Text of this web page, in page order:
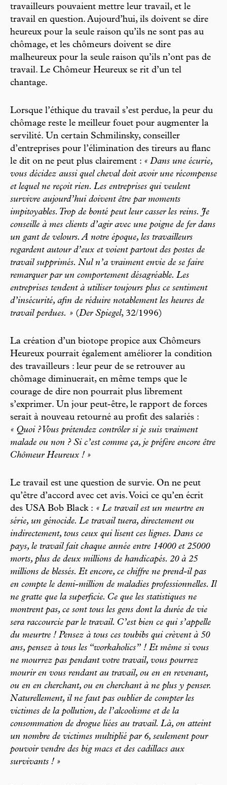
travailleurs pouvaient mettre leur travail, et le
travail en question. Aujourd’hui, ils doivent se dire
heureux pour la seule raison qu’ils ne sont pas au
chômage, et les chômeurs doivent se dire
malheureux pour la seule raison qu’ils n’ont pas de
travail. Le Chômeur Heureux se rit d’un tel
chantage.
Lorsque l’éthique du travail s’est perdue, la peur du
chômage reste le meilleur fouet pour augmenter la
servilité. Un certain Schmilinsky, conseiller
d’entreprises pour l’élimination des tireurs au flanc
le dit on ne peut plus clairement : « Dans une écurie,
vous décidez aussi quel cheval doit avoir une récompense
et lequel ne reçoit rien. Les entreprises qui veulent
survivre aujourd’hui doivent être par moments
impitoyables. Trop de bonté peut leur casser les reins. Je
conseille à mes clients d’agir avec une poigne de fer dans
un gant de velours. A notre époque, les travailleurs
regardent autour d’eux et voient partout des postes de
travail supprimés. Nul n’a vraiment envie de se faire
remarquer par un comportement désagréable. Les
entreprises tendent à utiliser toujours plus ce sentiment
d’insécurité, afin de réduire notablement les heures de
travail perdues. » (Der Spiegel, 32/1996)
La création d’un biotope propice aux Chômeurs
Heureux pourrait également améliorer la condition
des travailleurs : leur peur de se retrouver au
chômage diminuerait, en même temps que le
courage de dire non pourrait plus librement
s’exprimer. Un jour peut-être, le rapport de forces
serait à nouveau retourné au profit des salariés :
« Quoi ? Vous prétendez contrôler si je suis vraiment
malade ou non ? Si c’est comme ça, je préfère encore être
Chômeur Heureux ! »
Le travail est une question de survie. On ne peut
qu’être d’accord avec cet avis. Voici ce qu’en écrit
des USA Bob Black : « Le travail est un meurtre en
série, un génocide. Le travail tuera, directement ou
indirectement, tous ceux qui lisent ces lignes. Dans ce
pays, le travail fait chaque année entre 14000 et 25000
morts, plus de deux millions de handicapés. 20 à 25
millions de blessés. Et encore, ce chiffre ne prend-il pas
en compte le demi-million de maladies professionnelles. Il
ne gratte que la superficie. Ce que les statistiques ne
montrent pas, ce sont tous les gens dont la durée de vie
sera raccourcie par le travail. C’est bien ce qui s’appelle
du meurtre ! Pensez à tous ces toubibs qui crèvent à 50
ans, pensez à tous les “workaholics” ! Et même si vous
ne mourrez pas pendant votre travail, vous pourrez
mourir en vous rendant au travail, ou en en revenant,
ou en en cherchant, ou en cherchant à ne plus y penser.
Naturellement, il ne faut pas oublier de compter les
victimes de la pollution, de l’alcoolisme et de la
consommation de drogue liées au travail. Là, on atteint
un nombre de victimes multiplié par 6, seulement pour
pouvoir vendre des big macs et des cadillacs aux
survivants ! »